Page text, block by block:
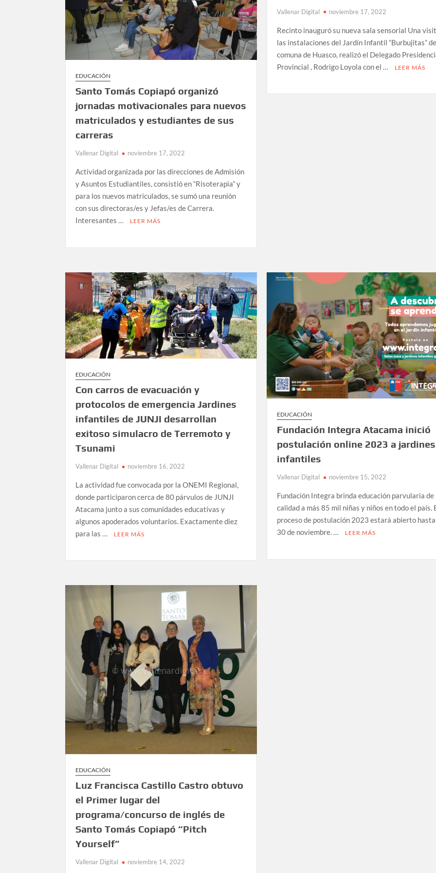
EDUCACIÓN
Santo Tomás Copiapó organizó
jornadas motivacionales para nuevos
matriculados y estudiantes de sus
carreras
Vallenar Digital noviembre 17, 2022
Actividad organizada por las direcciones de Admisión
y Asuntos Estudiantiles, consistió en “Risoterapia” y
para los nuevos matriculados, se sumó una reunión
con sus directoras/es y Jefas/es de Carrera.
Interesantes …
LEER MÁS
Vallenar Digital noviembre 17, 2022
Recinto inauguró su nueva sala sensorial Una
las instalaciones del Jardín Infantil “Burbujitas”
comuna de Huasco, realizó el Delegado
Provincial , Rodrigo Loyola con el …
LEER MÁS
EDUCACIÓN
Con carros de evacuación y
protocolos de emergencia Jardines
infantiles de JUNJI desarrollan
exitoso simulacro de Terremoto y
Tsunami
Vallenar Digital noviembre 16, 2022
La actividad fue convocada por la ONEMI Regional,
donde participaron cerca de 80 párvulos de JUNJI
Atacama junto a sus comunidades educativas y
algunos apoderados voluntarios. Exactamente diez
para las …
LEER MÁS
EDUCACIÓN
Fundación Integra Atacama inició
postulación online 2023 a jardines
infantiles
Vallenar Digital noviembre 15, 2022
Fundación Integra brinda educación parvularia de
calidad a más 85 mil niñas y niños en todo el país.
proceso de postulación 2023 estará abierto
30 de noviembre. …
LEER MÁS
EDUCACIÓN
Luz Francisca Castillo Castro obtuvo
el Primer lugar del
programa/concurso de inglés de
Santo Tomás Copiapó “Pitch
Yourself”
Vallenar Digital noviembre 14, 2022